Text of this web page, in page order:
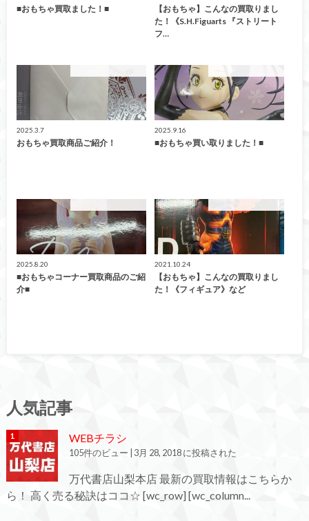
■おもちゃ買取ました！■
【おもちゃ】こんなの買取りまし
た！《S.H.Figuarts 『ストリート
フ…
2025.3.7
おもちゃ買取商品ご紹介！
2025.9.16
■おもちゃ買い取りました！■
2025.8.20
■おもちゃコーナー買取商品のご紹
介■
2021.10.24
【おもちゃ】こんなの買取りまし
た！《フィギュア》など
人気記事
WEBチラシ
105件のビュー 3月 28, 2018 に投稿された
万代書店山梨本店 最新の買取情報はこちらか
ら！ 高く売る秘訣はココ☆ [wc_row] [wc_column...